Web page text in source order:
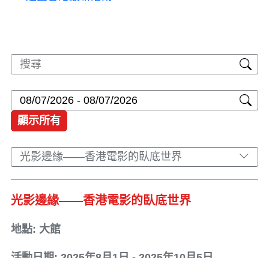
顯示所有
光影邊緣——香港電影的臥底世界
光影邊緣——香港電影的臥底世界
地點: 大館